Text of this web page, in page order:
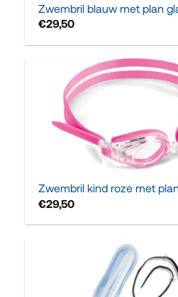
Zwembril blauw met plan
€29,50
Zwembril kind roze met
€29,50